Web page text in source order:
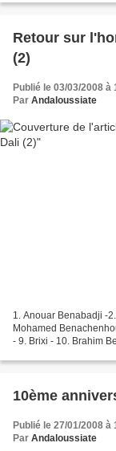
Retour sur
(2)
Publié le 03/03/2008 à
Par Andaloussiate
1. Anouar Benabadji -
Mohamed
- 9. Brixi - 10. Brahim
10ème
Publié le 27/01/2008 à
Par Andaloussiate